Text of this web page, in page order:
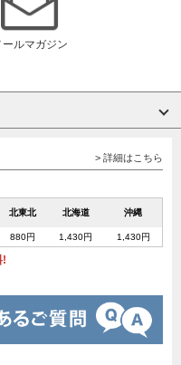
ールマガジン
> 詳細はこちら
北東北 北海道 沖縄
880円 1,430円 1,430円
!